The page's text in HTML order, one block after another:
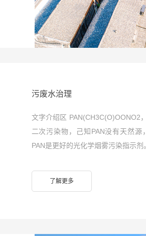
污废水治理
文字介绍区 PAN(CH3C(O)OONO2
二次污染物，己知PAN没有天然源
PAN是更好的光化学烟雾污染指示剂。
了解更多